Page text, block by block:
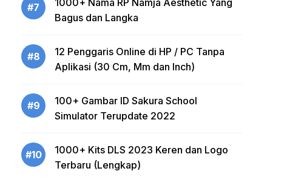
#7
1000+ Nama RP Namja Aesthetic Yang
Bagus dan Langka
#8
12 Penggaris Online di HP / PC Tanpa
Aplikasi (30 Cm, Mm dan Inch)
#9
100+ Gambar ID Sakura School
Simulator Terupdate 2022
#10
1000+ Kits DLS 2023 Keren dan Logo
Terbaru (Lengkap)